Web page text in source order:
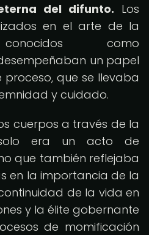
del difunto. Los
en el arte de la
como
un papel
que se llevaba
y cuidado.
cuerpos a través de la
era un acto de
que también reflejaba
en la importancia de la
de la vida en
y la élite gobernante
de momificación